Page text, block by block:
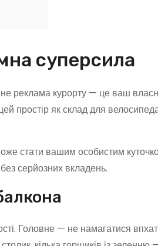
суперсила
не реклама курорту — це ваш
простір як склад для
стати вашим особистим
серйозних вкладень.
Головне — не намагатися